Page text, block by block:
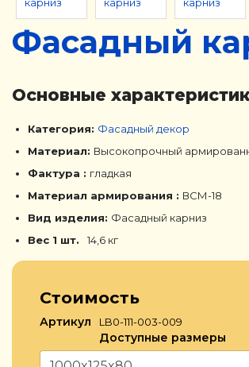
Фасадный
Основные
Категория: Фасадный декор
Материал: Высокопрочный
Фактура : гладкая
Материал армирования : ВСМ-18
Вид изделия: Фасадный карниз
Вес 1 шт.
14,6 кг
Стоимость
Артикул LB0-111-003-009
Доступные размеры